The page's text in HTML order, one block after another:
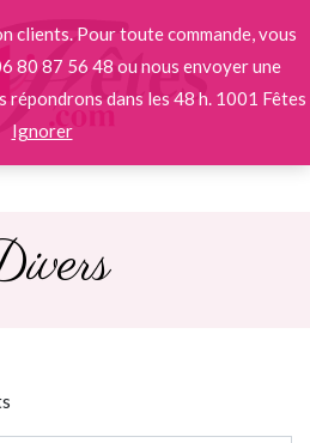
clients. Pour toute commande, vous
80 87 56 48 ou nous envoyer une
répondrons dans les 48 h. 1001 Fêtes
Ignorer